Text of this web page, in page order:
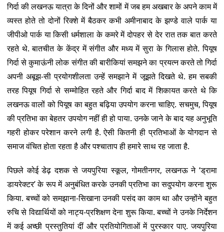
गिर्दा की लखनऊ यात्रा के दिनों और शामों में जब हम अखबार के अपने काम में
व्यस्त होते तो दोनों रिक्शे में बैठकर कभी अमीनाबाद के झण्डे वाले पार्क या
जीपीओ पार्क या किसी धर्मशाला के कमरे में दोपहर से देर रात तक बात करते
रहते थे. बातचीत के केंद्र में संगीत और मध्य में सुरा के गिलास होते. पियूष
गिर्दा से कुमाऊंनी लोक संगीत की बारीकियां समझने का प्रयत्न करते तो गिर्दा
अपनी अबूझ-सी प्रयोगशीलता उन्हें समझाने में जूझते दिखते थे. हम सबकी
तरह पियूष गिर्दा से सम्मोहित रहते और गिर्दा बाद में शिकायत करते थे कि
लखनऊ वालों को पियूष का बहुत बढ़िया उपयोग करना चाहिए. सचमुच, पियूष
की प्रतिभा का बेहतर उपयोग नहीं ही हो पाया. उनके जाने के बाद यह अनुभूति
गहरी होकर परेशान करने लगी है. ऐसी कितनी ही प्रतिभाओं के योगदान से
समाज वंचित होता रहता है और पश्चाताप ही हमारे साथ रह जाता है.
पिछले कोई डेढ़ दशक से जयपुरिया स्कूल, गोमतीनगर, लखनऊ ने ‘ड्रामा
डायरेक्टर’ के रूप में अनुबंधित करके उनकी प्रतिभा का सदुपयोग करना शुरू
किया. बच्चों को समझाना-सिखाना उनकी पसंद का काम था और उन्होंने बहुत
रुचि से विद्यार्थियों को नाट्य-प्रशिक्षण देना शुरू किया. बच्चों ने उनके निर्देशन
में कई अच्छी प्रस्तुतियां दीं और प्रतियोगिताओं में पुरस्कार पाए. जयपुरिया